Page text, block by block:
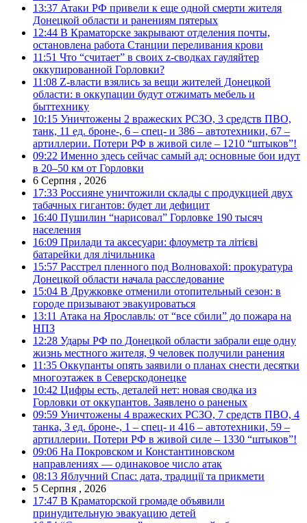
13:37 Атаки РФ привели к еще одной смерти жителя
Донецкой области и ранениям пятерых
12:44 В Краматорске закрывают отделения почты,
остановлена работа Станции переливания крови
11:51 Что “считает” в своих z-сводках гауляйтер
оккупированной Горловки?
11:08 Z-власти взялись за вещи жителей Донецкой
области: в оккупации будут отжимать мебель и
быттехнику
10:15 Уничтожены 2 вражеских РСЗО, 3 средств ПВО,
танк, 11 ед. броне-, 6 – спец- и 386 – автотехники, 67 –
артиллерии. Потери РФ в живой силе – 1210 “штыков”!
09:22 Именно здесь сейчас самый ад: основные бои идут
в 20–50 км от Горловки
6 Серпня , 2026
17:33 Россияне уничтожили склады с продукцией двух
табачных гигантов: будет ли дефицит
16:40 Пушилин “нарисовал” Горловке 190 тысяч
населения
16:09 Прилади та аксесуари: флоуметр та літієві
батарейки для лічильника
15:57 Расстрел пленного под Волновахой: прокуратура
Донецкой области начала расследование
15:04 В Дружковке отменили отопительный сезон: в
городе призывают эвакуироваться
13:11 Атака на Ярославль: от “все сбили” до пожара на
НПЗ
12:28 Удары РФ по Донецкой области забрали еще одну
жизнь местного жителя, 9 человек получили ранения
11:35 Оккупанты опять заявили о планах снести десятки
многоэтажек в Северскодонецке
10:42 Цифры есть, деталей нет: новая сводка из
Горловки от оккупантов. Заявлено о раненых
09:59 Уничтожены 4 вражеских РСЗО, 7 средств ПВО, 4
танка, 3 ед. броне-, 1 – спец- и 416 – автотехники, 59 –
артиллерии. Потери РФ в живой силе – 1330 “штыков”!
09:06 На Покровском и Константиновском
направлениях — одинаковое число атак
08:13 Яблучний Спас: дата, традиції та прикмети
5 Серпня , 2026
17:47 В Краматорской громаде объявили
принудительную эвакуацию детей